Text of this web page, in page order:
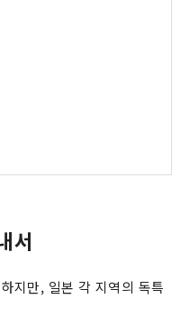
서
지만, 일본 각 지역의 독특